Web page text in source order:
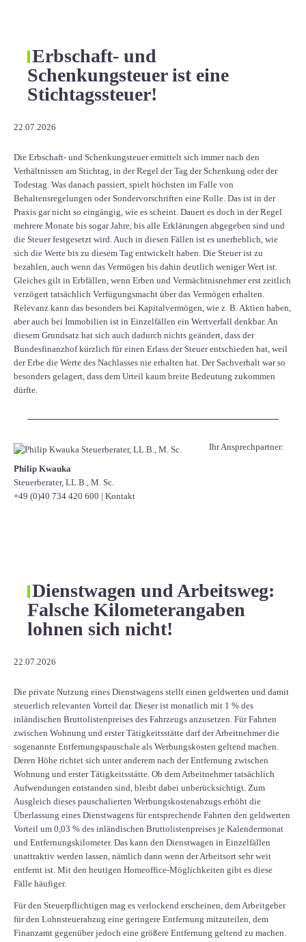
Erbschaft- und
Schenkungsteuer ist eine
Stichtagssteuer!
22.07.2026
Die Erbschaft- und Schenkungsteuer ermittelt sich immer nach den
Verhältnissen am Stichtag, in der Regel der Tag der Schenkung oder der
Todestag. Was danach passiert, spielt höchsten im Falle von
Behaltensregelungen oder Sondervorschriften eine Rolle. Das ist in der
Praxis gar nicht so eingängig, wie es scheint. Dauert es doch in der Regel
mehrere Monate bis sogar Jahre, bis alle Erklärungen abgegeben sind und
die Steuer festgesetzt wird. Auch in diesen Fällen ist es unerheblich, wie
sich die Werte bis zu diesem Tag entwickelt haben. Die Steuer ist zu
bezahlen, auch wenn das Vermögen bis dahin deutlich weniger Wert ist.
Gleiches gilt in Erbfällen, wenn Erben und Vermächtnisnehmer erst zeitlich
verzögert tatsächlich Verfügungsmacht über das Vermögen erhalten.
Relevanz kann das besonders bei Kapitalvermögen, wie z. B. Aktien haben,
aber auch bei Immobilien ist in Einzelfällen ein Wertverfall denkbar. An
diesem Grundsatz hat sich auch dadurch nichts geändert, dass der
Bundesfinanzhof kürzlich für einen Erlass der Steuer entschieden hat, weil
der Erbe die Werte des Nachlasses nie erhalten hat. Der Sachverhalt war so
besonders gelagert, dass dem Urteil kaum breite Bedeutung zukommen
dürfte.
Ihr Ansprechpartner:
Philip Kwauka
Steuerberater, LL.B., M. Sc.
+49 (0)40 734 420 600 | Kontakt
Dienstwagen und Arbeitsweg:
Falsche Kilometerangaben
lohnen sich nicht!
22.07.2026
Die private Nutzung eines Dienstwagens stellt einen geldwerten und damit
steuerlich relevanten Vorteil dar. Dieser ist monatlich mit 1 % des
inländischen Bruttolistenpreises des Fahrzeugs anzusetzen. Für Fahrten
zwischen Wohnung und erster Tätigkeitsstätte darf der Arbeitnehmer die
sogenannte Entfernungspauschale als Werbungskosten geltend machen.
Deren Höhe richtet sich unter anderem nach der Entfernung zwischen
Wohnung und erster Tätigkeitsstätte. Ob dem Arbeitnehmer tatsächlich
Aufwendungen entstanden sind, bleibt dabei unberücksichtigt. Zum
Ausgleich dieses pauschalierten Werbungskostenabzugs erhöht die
Überlassung eines Dienstwagens für entsprechende Fahrten den geldwerten
Vorteil um 0,03 % des inländischen Bruttolistenpreises je Kalendermonat
und Entfernungskilometer. Das kann den Dienstwagen in Einzelfällen
unattraktiv werden lassen, nämlich dann wenn der Arbeitsort sehr weit
entfernt ist. Mit den heutigen Homeoffice-Möglichkeiten gibt es diese
Fälle häufiger.
Für den Steuerpflichtigen mag es verlockend erscheinen, dem Arbeitgeber
für den Lohnsteuerabzug eine geringere Entfernung mitzuteilen, dem
Finanzamt gegenüber jedoch eine größere Entfernung geltend zu machen.